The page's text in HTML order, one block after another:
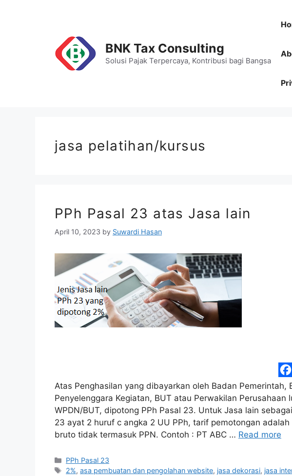
BNK Tax Consulting
Solusi Pajak Terpercaya, Kontribusi bagi Bangsa
jasa pelatihan/kursus
PPh Pasal 23 atas Jasa lain
April 10, 2023 by Suwardi Hasan
Atas Penghasilan yang dibayarkan oleh Badan Pemerintah,
Penyelenggara Kegiatan, BUT atau Perwakilan Perusahaan
WPDN/BUT, dipotong PPh Pasal 23. Untuk Jasa lain
23 ayat 2 huruf c angka 2 UU PPh, tarif pemotongan
bruto tidak termasuk PPN. Contoh : PT ABC … Read more
Categories
PPh Pasal 23
Tags
2%,asa pembuatan dan pengolahan website, jasa dekorasi, jasa